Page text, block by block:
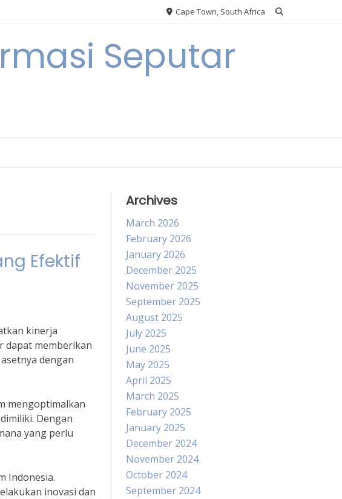
Cape Town, South Africa
Seputar
Efektif
kinerja
dapat memberikan
dengan
mengoptimalkan
Dengan
yang perlu
Indonesia.
inovasi dan
Archives
March 2026
February 2026
January 2026
December 2025
November 2025
September 2025
August 2025
July 2025
June 2025
May 2025
April 2025
March 2025
February 2025
January 2025
December 2024
November 2024
October 2024
September 2024